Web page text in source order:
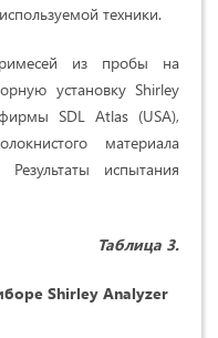
техники.
из пробы на
установку Shirley
SDL Atlas (USA),
материала
испытания
Таблица 3.
Shirley Analyzer